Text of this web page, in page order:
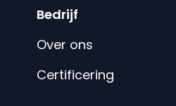
Bedrijf
Over ons
Certificering